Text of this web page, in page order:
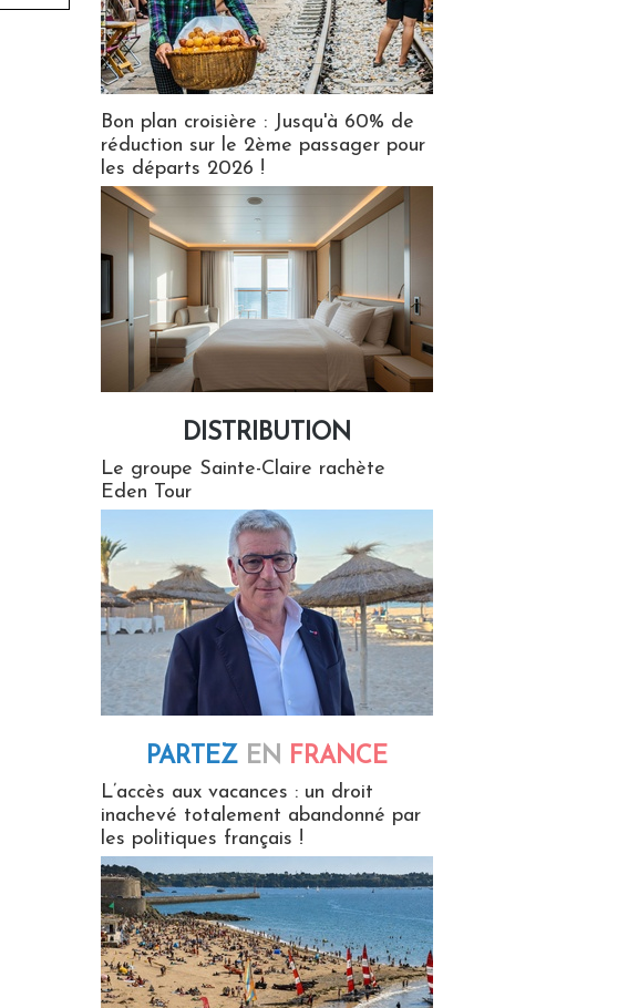
Bon plan croisière : Jusqu'à 60% de
réduction sur le 2ème passager pour
les départs 2026 !
DISTRIBUTION
Le groupe Sainte-Claire rachète
Eden Tour
PARTEZ EN FRANCE
L’accès aux vacances : un droit
inachevé totalement abandonné par
les politiques français !